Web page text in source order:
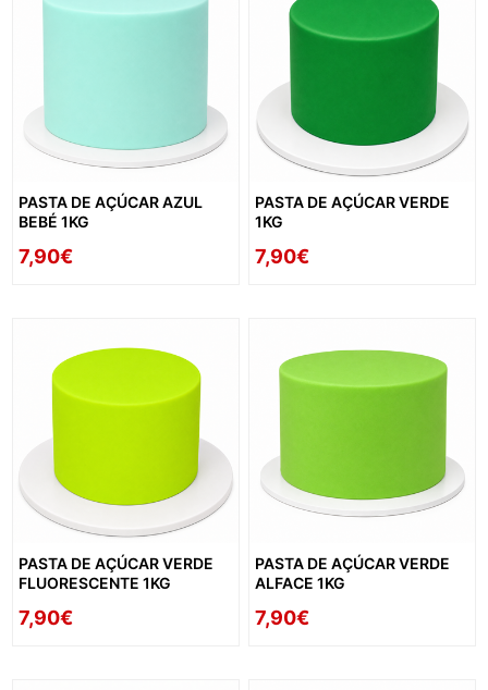
PASTA DE AÇÚCAR AZUL
BEBÉ 1KG
7,90€
PASTA DE AÇÚCAR VERDE
1KG
7,90€
PASTA DE AÇÚCAR VERDE
FLUORESCENTE 1KG
7,90€
PASTA DE AÇÚCAR VERDE
ALFACE 1KG
7,90€